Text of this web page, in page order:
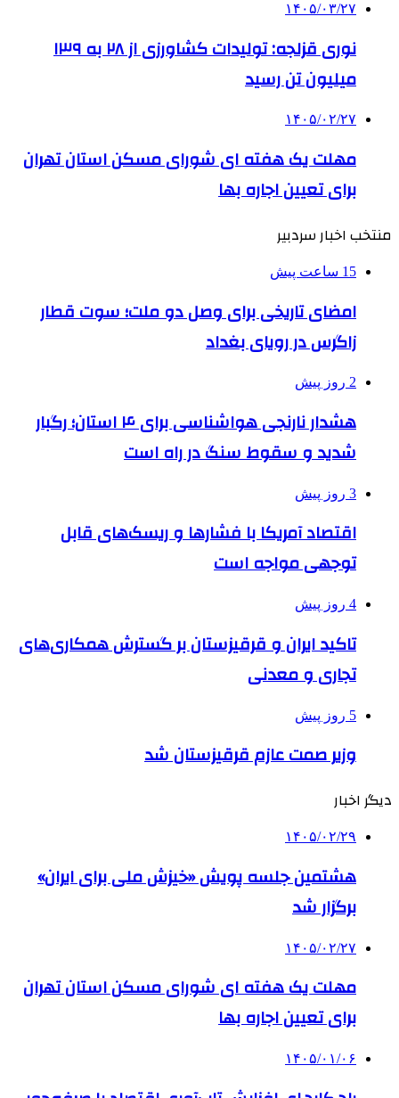
۱۴۰۵/۰۳/۲۷
نوری قزلجه: تولیدات کشاورزی از ۲۸ به ۱۳۹
میلیون تن رسید
۱۴۰۵/۰۲/۲۷
مهلت یک هفته ای شورای مسکن استان تهران
برای تعیین اجاره بها
منتخب اخبار سردبیر
15 ساعت پیش
امضای تاریخی برای وصل دو ملت؛ سوت قطار
زاگرس در رویای بغداد
2 روز پیش
هشدار نارنجی هواشناسی برای ۴ استان؛ رگبار
شدید و سقوط سنگ در راه است
3 روز پیش
اقتصاد آمریکا با فشارها و ریسک‌های قابل
توجهی مواجه است
4 روز پیش
تاکید ایران و قرقیزستان بر گسترش همکاری‌های
تجاری و معدنی
5 روز پیش
وزیر صمت عازم قرقیزستان شد
دیگر اخبار
۱۴۰۵/۰۲/۲۹
هشتمین جلسه پویش «خیزش ملی برای ایران»
برگزار شد
۱۴۰۵/۰۲/۲۷
مهلت یک هفته ای شورای مسکن استان تهران
برای تعیین اجاره بها
۱۴۰۵/۰۱/۰۶